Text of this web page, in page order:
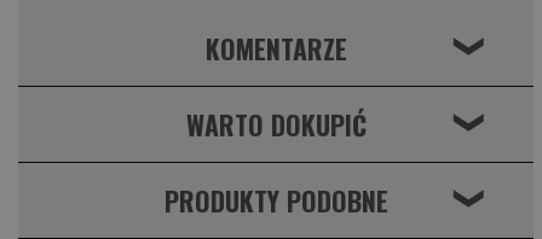
KOMENTARZE ❮
WARTO DOKUPIĆ ❮
PRODUKTY PODOBNE ❮